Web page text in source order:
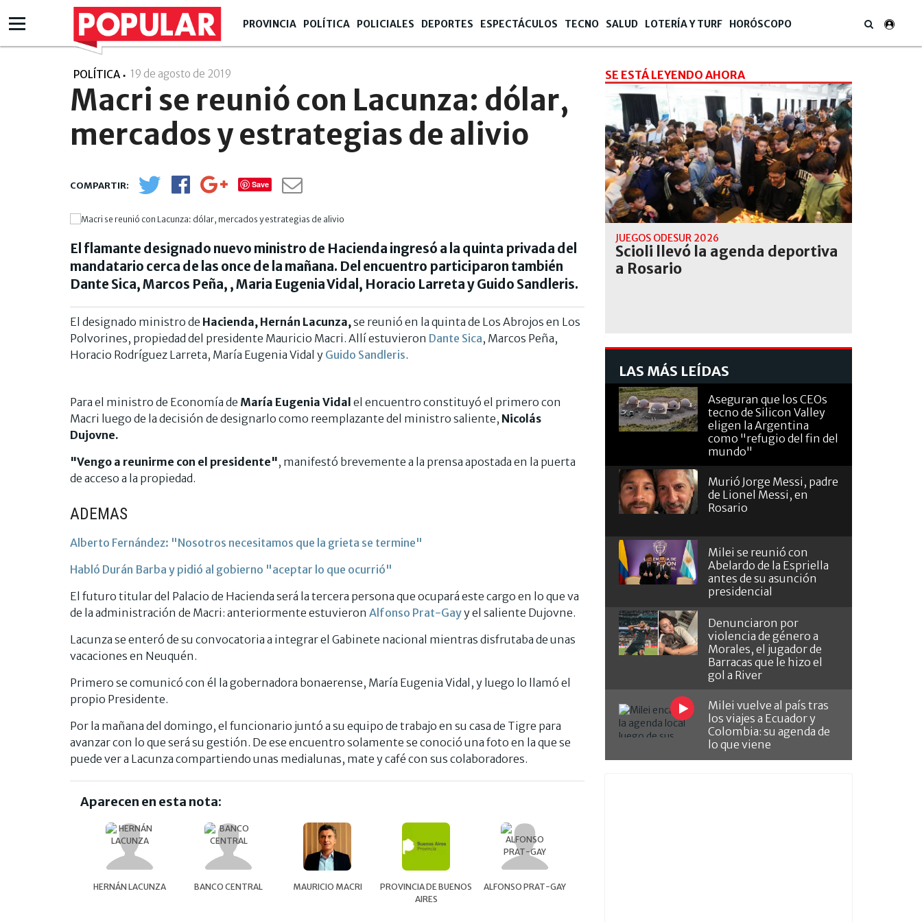
PROVINCIA POLÍTICA POLICIALES DEPORTES ESPECTÁCULOS TECNO SALUD LOTERÍA Y TURF HORÓSCOPO
POLÍTICA 19 de agosto de 2019
Macri se reunió con Lacunza: dólar,
mercados y estrategias de alivio
Save
El flamante designado nuevo ministro de Hacienda ingresó a la quinta privada del
mandatario cerca de las once de la mañana. Del encuentro participaron también
Dante Sica, Marcos Peña, , Maria Eugenia Vidal, Horacio Larreta y Guido Sandleris.
El designado ministro de Hacienda, Hernán Lacunza, se reunió en la quinta de Los Abrojos en Los
Polvorines, propiedad del presidente Mauricio Macri. Allí estuvieron Dante Sica, Marcos Peña,
Horacio Rodríguez Larreta, María Eugenia Vidal y Guido Sandleris.
Para el ministro de Economía de María Eugenia Vidal el encuentro constituyó el primero con
Macri luego de la decisión de designarlo como reemplazante del ministro saliente, Nicolás
Dujovne.
"Vengo a reunirme con el presidente", manifestó brevemente a la prensa apostada en la puerta
de acceso a la propiedad.
ADEMAS
Alberto Fernández: "Nosotros necesitamos que la grieta se termine"
Habló Durán Barba y pidió al gobierno "aceptar lo que ocurrió"
El futuro titular del Palacio de Hacienda será la tercera persona que ocupará este cargo en lo que va
de la administración de Macri: anteriormente estuvieron Alfonso Prat-Gayy el saliente Dujovne.
Lacunza se enteró de su convocatoria a integrar el Gabinete nacional mientras disfrutaba de unas
vacaciones en Neuquén.
Primero se comunicó con él la gobernadora bonaerense, María Eugenia Vidal, y luego lo llamó el
propio Presidente.
Por la mañana del domingo, el funcionario juntó a su equipo de trabajo en su casa de Tigre para
avanzar con lo que será su gestión. De ese encuentro solamente se conoció una foto en la que se
puede ver a Lacunza compartiendo unas medialunas, mate y café con sus colaboradores.
Aparecen en esta nota:
HERNÁN LACUNZA BANCO CENTRAL MAURICIO MACRI
PROVINCIA DE BUENOS
AIRES
ALFONSO PRAT-GAY
SE ESTÁ LEYENDO AHORA
JUEGOS ODESUR 2026
Scioli llevó la agenda deportiva
a Rosario
LAS MÁS LEÍDAS
Aseguran que los CEOs
tecno de Silicon Valley
eligen la Argentina
como "refugio del fin del
mundo"
Murió Jorge Messi, padre
de Lionel Messi, en
Rosario
Milei se reunió con
Abelardo de la Espriella
antes de su asunción
presidencial
Denunciaron por
violencia de género a
Morales, el jugador de
Barracas que le hizo el
gol a River
Milei vuelve al país tras
los viajes a Ecuador y
Colombia: su agenda de
lo que viene